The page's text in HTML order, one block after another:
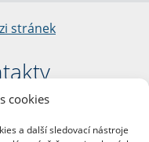
cookies
a další sledovací nástroje
stránek
1/2